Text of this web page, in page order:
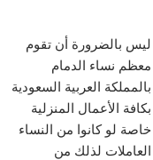
ليس بالضرورة أن تقوم
معظم نساء الدمام
بالمملكة العربية السعودية
بكافة الأعمال المنزلية
خاصة لو كانوا من النساء
العاملات لذلك من